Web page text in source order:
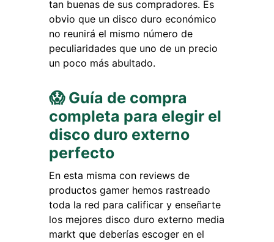
tan buenas de sus compradores. Es
obvio que un disco duro económico
no reunirá el mismo número de
peculiaridades que uno de un precio
un poco más abultado.
😱 Guía de compra
completa para elegir el
disco duro externo
perfecto
En esta misma con reviews de
productos gamer hemos rastreado
toda la red para calificar y enseñarte
los mejores disco duro externo media
markt que deberías escoger en el